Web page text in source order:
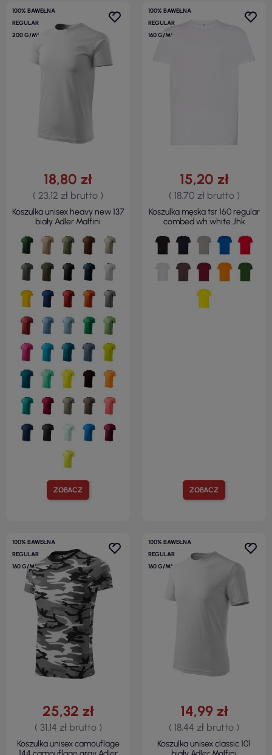
100% BAWEŁNA
REGULAR
200 G/M²
ZOBACZ
18,80 zł
( 23,12 zł brutto )
Koszulka unisex heavy new 137
biały Adler Malfini
100% BAWEŁNA
REGULAR
160 G/M²
ZOBACZ
15,20 zł
( 18,70 zł brutto )
Koszulka męska tsr 160 regular
combed wh white Jhk
100% BAWEŁNA
REGULAR
160 G/M²
25,32 zł
( 31,14 zł brutto )
Koszulka unisex camouflage
100% BAWEŁNA
REGULAR
160 G/M²
14,99 zł
( 18,44 zł brutto )
Koszulka unisex classic 101